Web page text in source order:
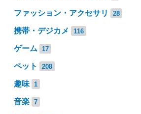
ファッション・アクセサリ 28
携帯・デジカメ 116
ゲーム 17
ペット 208
趣味 1
音楽 7